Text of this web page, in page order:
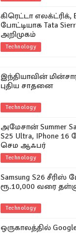
கிரெட்டா எலக்ட்ரிக்,
போட்டியாக Tata
அறிமுகம்
Technology
இந்தியாவின்
புதிய சாதனை
Technology
அமேசான் Summer
S25 Ultra, IPhone
செம ஆஃபர்
Technology
Samsung S26
ரூ.10,000 வரை
Technology
ஒருகாலத்தில்